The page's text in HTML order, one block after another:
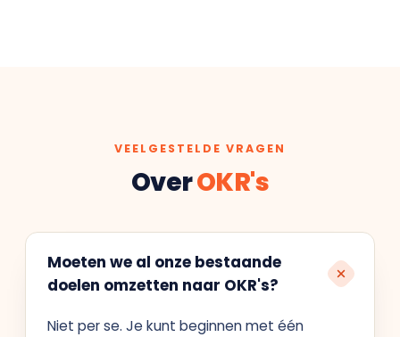
VEELGESTELDE VRAGEN
OverOKR's
Moeten we al onze bestaande
doelen omzetten naar OKR's?
Niet per se. Je kunt beginnen met één